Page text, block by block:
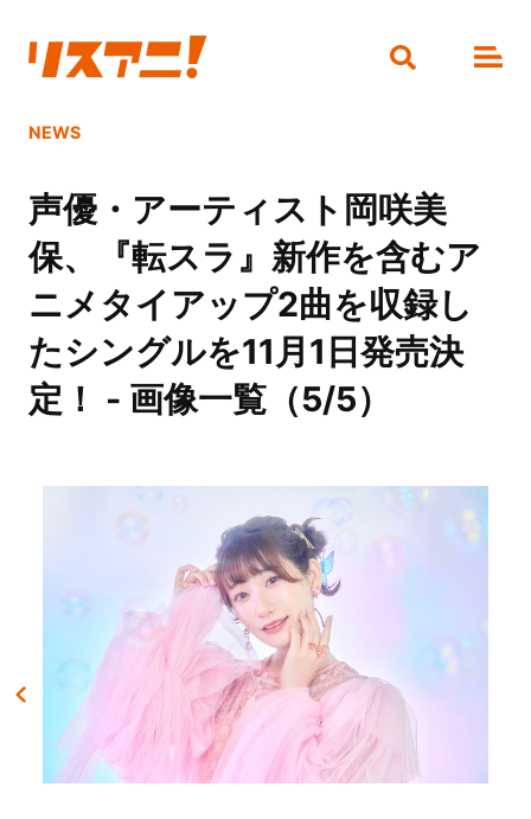
NEWS
声優・アーティスト岡咲美
保、『転スラ』新作を含むア
ニメタイアップ2曲を収録し
たシングルを11月1日発売決
定！ - 画像一覧（5/5）